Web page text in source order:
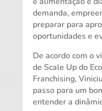
demanda,
preparar para
oportunidades e
De acordo com o
de Scale Up do
Franchising,
passo para um
entender a